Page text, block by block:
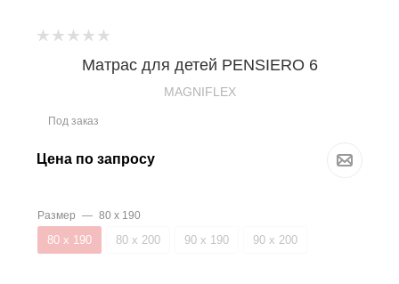
Матрас для детей PENSIERO 6
MAGNIFLEX
Под заказ
Цена по запросу
Размер — 80 х 190
80 х 190 80 х 200 90 х 190 90 х 200